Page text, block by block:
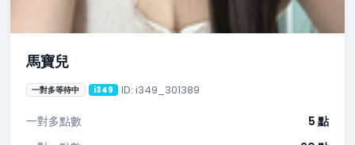
馬寶兒
一對多等待中 i349 ID: i349_301389
一對多點數
5 點